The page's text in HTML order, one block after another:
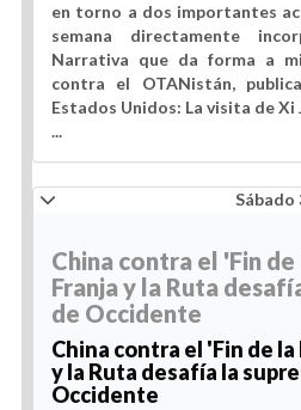
en torno a dos importantes
semana directamente
Narrativa que da forma a
contra el OTANistán,
Estados Unidos: La visita de Xi
...
Sábado
China contra el 'Fin
Franja y la Ruta
de Occidente
China contra el 'Fin de
y la Ruta desafía la
Occidente